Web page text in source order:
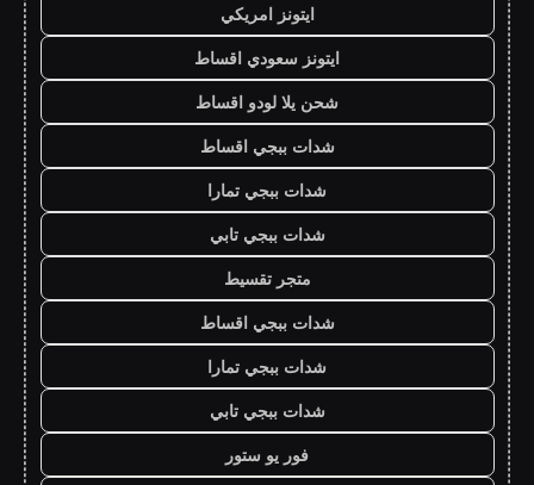
ايتونز امريكي
ايتونز سعودي اقساط
شحن يلا لودو اقساط
شدات ببجي اقساط
شدات ببجي تمارا
شدات ببجي تابي
متجر تقسيط
شدات ببجي اقساط
شدات ببجي تمارا
شدات ببجي تابي
فور يو ستور